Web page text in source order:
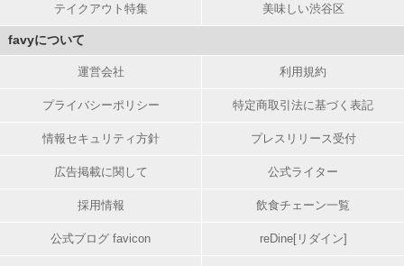
テイクアウト特集 美味しい渋谷区
favyについて
運営会社 利用規約
プライバシーポリシー 特定商取引法に基づく表記
情報セキュリティ方針 プレスリリース受付
広告掲載に関して 公式ライター
採用情報 飲食チェーン一覧
公式ブログ favicon reDine[リダイン]